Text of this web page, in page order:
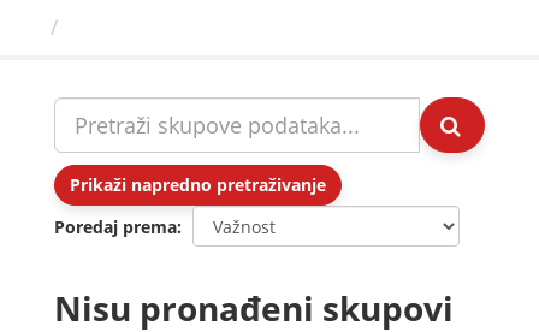
Prikaži napredno pretraživanje
Poredaj prema
Nisu pronađeni skupovi